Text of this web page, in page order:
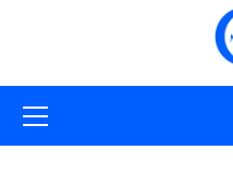
primario